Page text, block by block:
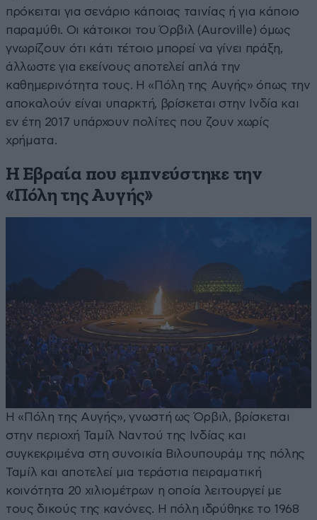
πρόκειται για σενάριο κάποιας ταινίας ή για κάποιο
παραμύθι. Οι κάτοικοι του Όρβιλ (Auroville) όμως
γνωρίζουν ότι κάτι τέτοιο μπορεί να γίνει πράξη,
άλλωστε για εκείνους αποτελεί απλά την
καθημερινότητα τους. Η «Πόλη της Αυγής» όπως την
αποκαλούν είναι υπαρκτή, βρίσκεται στην Ινδία και
εν έτη 2017 υπάρχουν πολίτες που ζουν χωρίς
χρήματα.
Η Εβραία που εμπνεύστηκε την
«Πόλη της Αυγής»
Η «Πόλη της Αυγής», γνωστή ως Όρβιλ, βρίσκεται
στην περιοχή Ταμίλ Ναντού της Ινδίας και
συγκεκριμένα στη συνοικία Βιλουπουράμ της πόλης
Ταμίλ και αποτελεί μια τεράστια πειραματική
κοινότητα 20 χιλιομέτρων η οποία λειτουργεί με
τους δικούς της κανόνες. Η πόλη ιδρύθηκε το 1968